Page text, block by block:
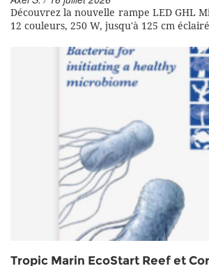
Découvrez la nouvelle rampe LED GHL
12 couleurs, 250 W, jusqu'à 125 cm
Tropic Marin EcoStart Reef et